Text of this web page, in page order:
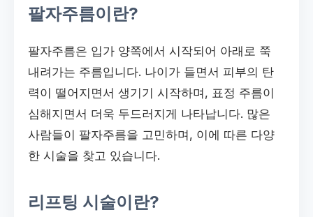
팔자주름이란?
팔자주름은 입가 양쪽에서 시작되어 아래로 쭉
내려가는 주름입니다. 나이가 들면서 피부의 탄
력이 떨어지면서 생기기 시작하며, 표정 주름이
심해지면서 더욱 두드러지게 나타납니다. 많은
사람들이 팔자주름을 고민하며, 이에 따른 다양
한 시술을 찾고 있습니다.
리프팅 시술이란?